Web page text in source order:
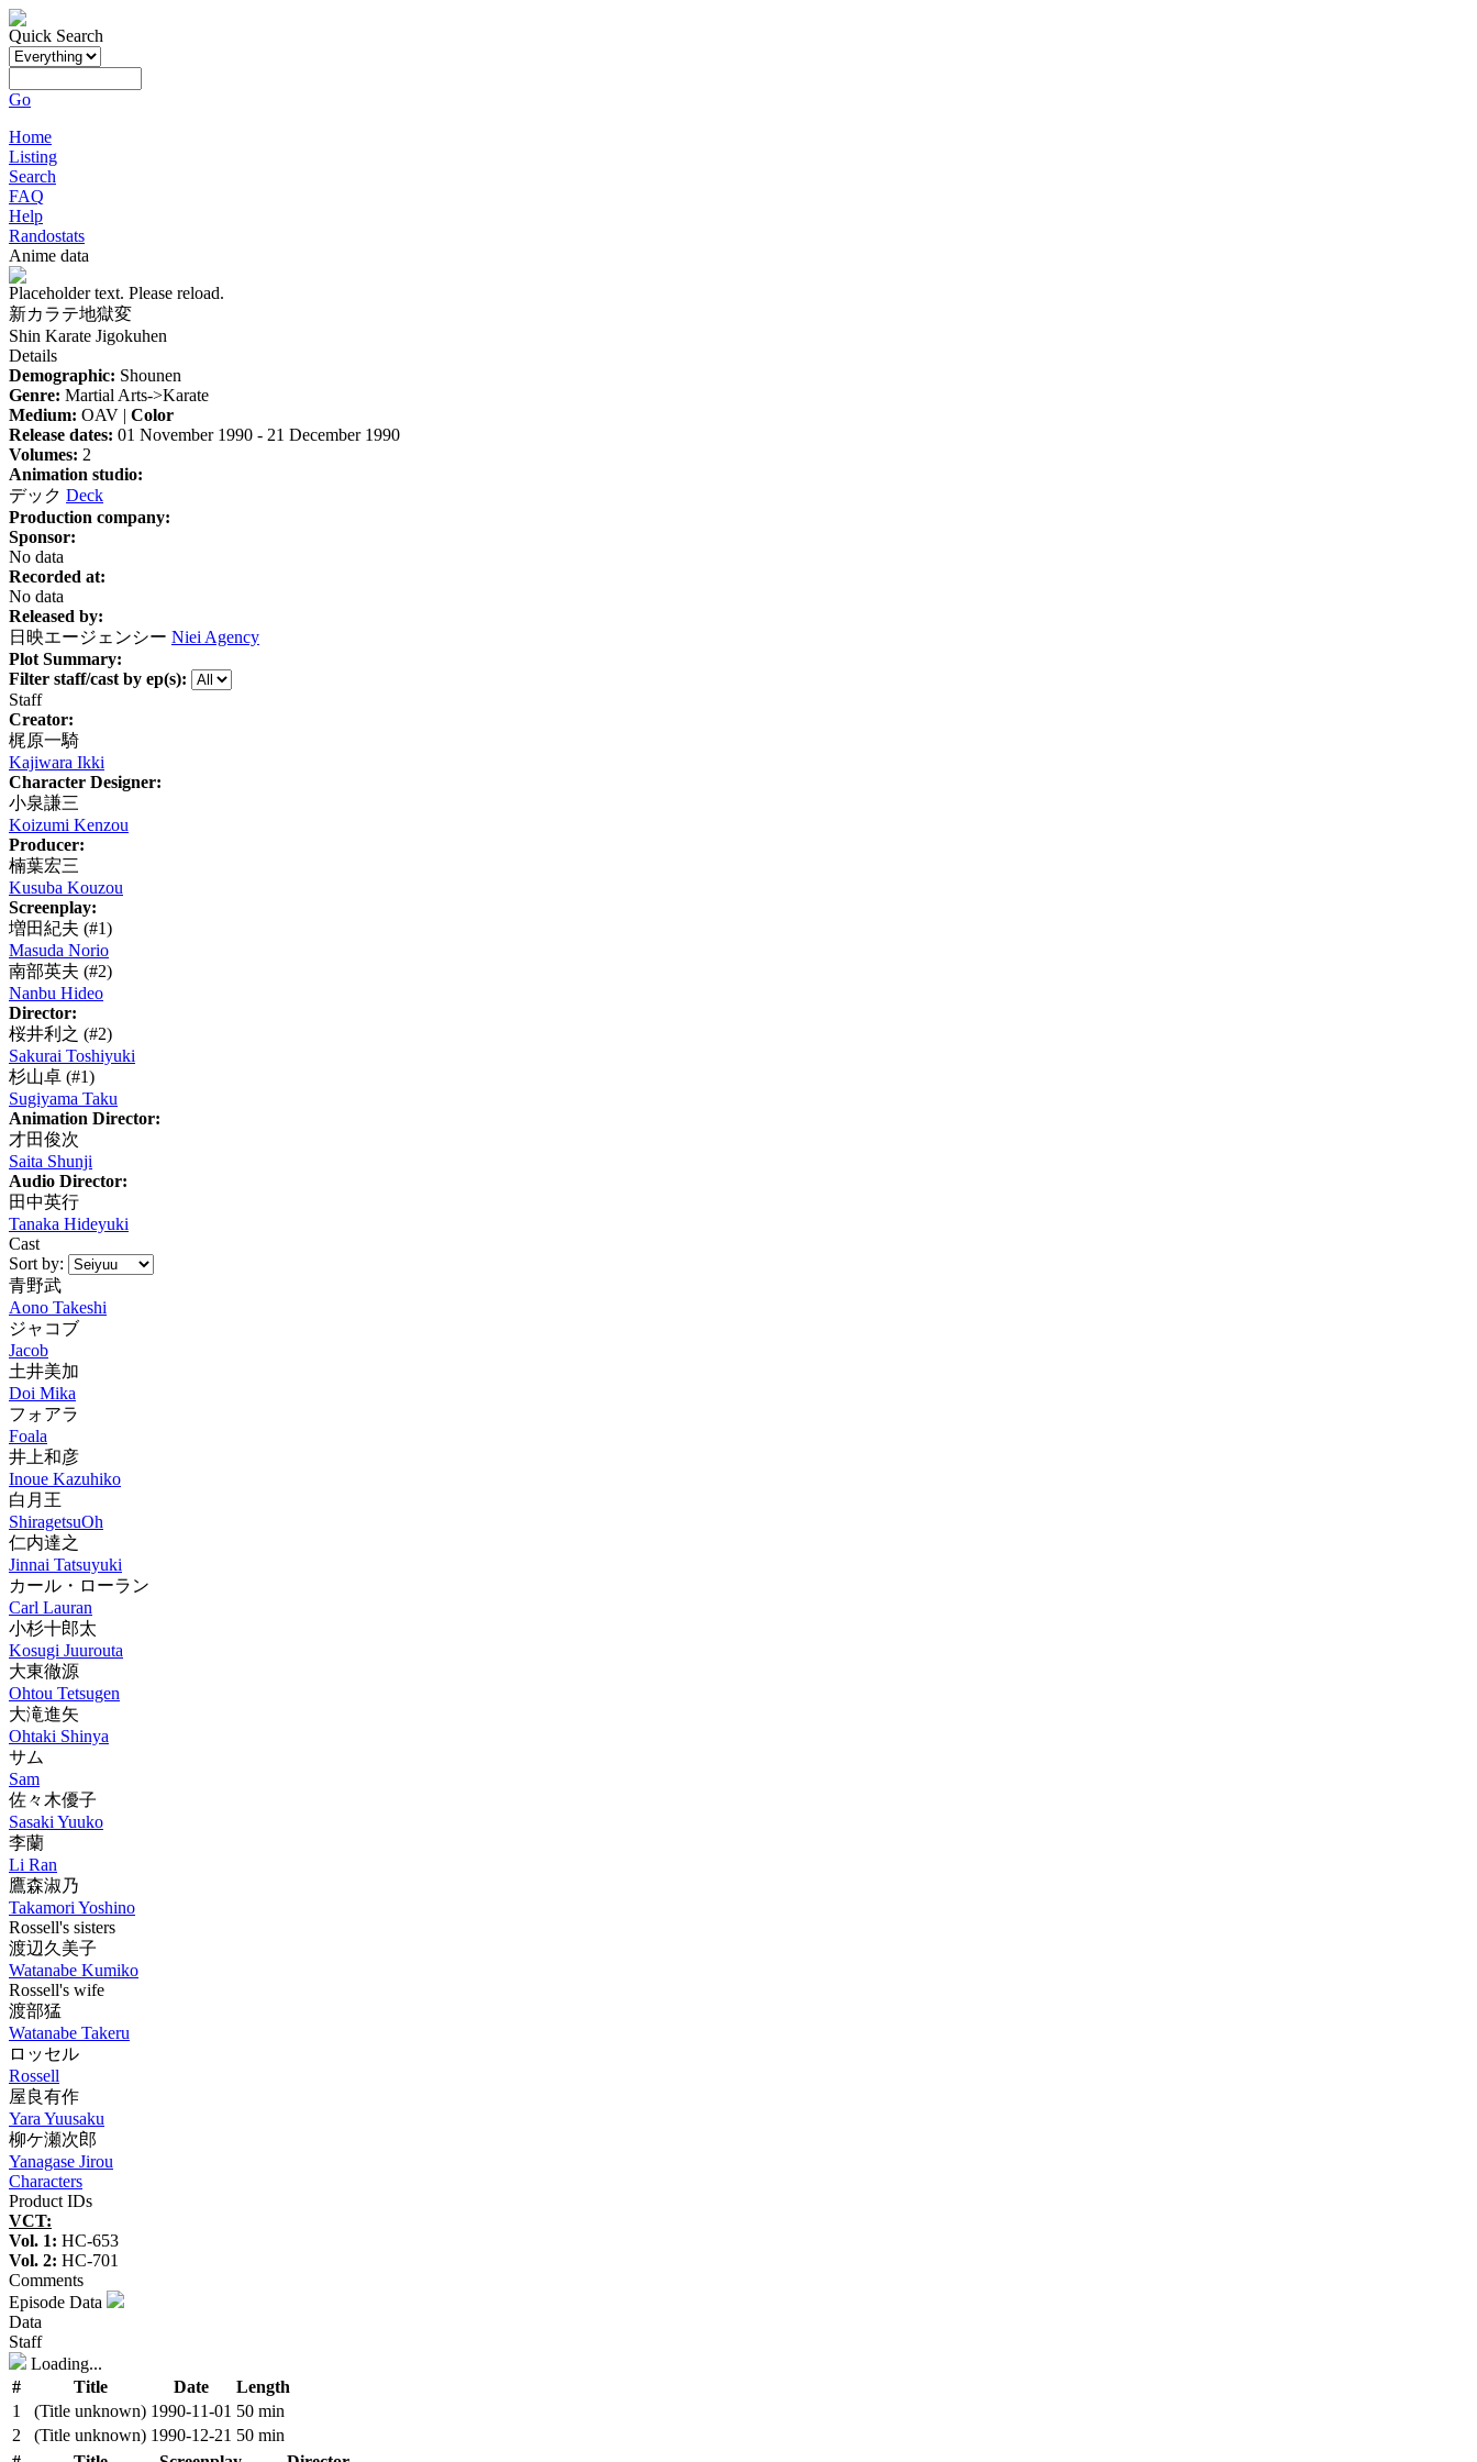
Quick Search
Go
Home
Listing
Search
FAQ
Help
Randostats
Anime data
Placeholder text. Please reload.
新カラテ地獄変
Shin Karate Jigokuhen
Details
Demographic: Shounen
Genre: Martial Arts->Karate
Medium: OAV | Color
Release dates: 01 November 1990 - 21 December 1990
Volumes: 2
Animation studio:
デック Deck
Production company:
Sponsor:
No data
Recorded at:
No data
Released by:
日映エージェンシー Niei Agency
Plot Summary:
Filter staff/cast by ep(s):
Staff
Creator:
梶原一騎
Kajiwara Ikki
Character Designer:
小泉謙三
Koizumi Kenzou
Producer:
楠葉宏三
Kusuba Kouzou
Screenplay:
増田紀夫 (#1)
Masuda Norio
南部英夫 (#2)
Nanbu Hideo
Director:
桜井利之 (#2)
Sakurai Toshiyuki
杉山卓 (#1)
Sugiyama Taku
Animation Director:
才田俊次
Saita Shunji
Audio Director:
田中英行
Tanaka Hideyuki
Cast
Sort by:
青野武
Aono Takeshi
ジャコブ
Jacob
土井美加
Doi Mika
フォアラ
Foala
井上和彦
Inoue Kazuhiko
白月王
ShiragetsuOh
仁内達之
Jinnai Tatsuyuki
カール・ローラン
Carl Lauran
小杉十郎太
Kosugi Juurouta
大東徹源
Ohtou Tetsugen
大滝進矢
Ohtaki Shinya
サム
Sam
佐々木優子
Sasaki Yuuko
李蘭
Li Ran
鷹森淑乃
Takamori Yoshino
Rossell's sisters
渡辺久美子
Watanabe Kumiko
Rossell's wife
渡部猛
Watanabe Takeru
ロッセル
Rossell
屋良有作
Yara Yuusaku
柳ケ瀬次郎
Yanagase Jirou
Characters
Product IDs
VCT:
Vol. 1: HC-653
Vol. 2: HC-701
Comments
Episode Data
Data
Staff
Loading...
#
Title Date
Length
1
(Title unknown) 1990‑11‑01 50 min
2
(Title unknown) 1990‑12‑21 50 min